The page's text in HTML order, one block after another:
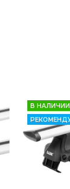
В НАЛИЧИИ